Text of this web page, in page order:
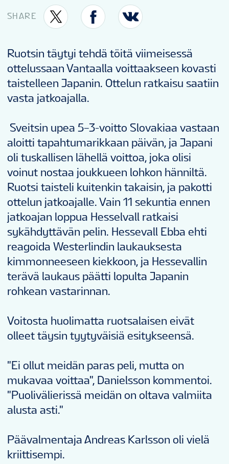
SHARE
Ruotsin täytyi tehdä töitä viimeisessä
ottelussaan Vantaalla voittaakseen kovasti
taistelleen Japanin. Ottelun ratkaisu saatiin
vasta jatkoajalla.
Sveitsin upea 5–3-voitto Slovakiaa vastaan
aloitti tapahtumarikkaan päivän, ja Japani
oli tuskallisen lähellä voittoa, joka olisi
voinut nostaa joukkueen lohkon hänniltä.
Ruotsi taisteli kuitenkin takaisin, ja pakotti
ottelun jatkoajalle. Vain 11 sekuntia ennen
jatkoajan loppua Hesselvall ratkaisi
sykähdyttävän pelin. Hessevall Ebba ehti
reagoida Westerlindin laukauksesta
kimmonneeseen kiekkoon, ja Hessevallin
terävä laukaus päätti lopulta Japanin
rohkean vastarinnan.
Voitosta huolimatta ruotsalaisen eivät
olleet täysin tyytyväisiä esitykseensä.
"Ei ollut meidän paras peli, mutta on
mukavaa voittaa", Danielsson kommentoi.
"Puolivälierissä meidän on oltava valmiita
alusta asti."
Päävalmentaja Andreas Karlsson oli vielä
kriittisempi.